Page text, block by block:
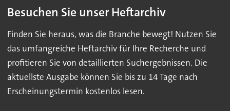
Besuchen Sie unser Heftarchiv
Finden Sie heraus, was die Branche bewegt! Nutzen Sie
das umfangreiche Heftarchiv für Ihre Recherche und
profitieren Sie von detaillierten Suchergebnissen. Die
aktuellste Ausgabe können Sie bis zu 14 Tage nach
Erscheinungstermin kostenlos lesen.